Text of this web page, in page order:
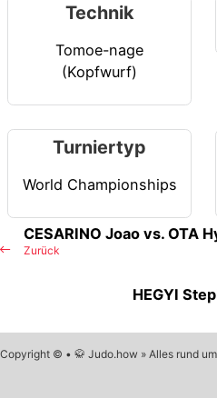
Technik
Tomoe-nage
(Kopfwurf)
Turniertyp
World Championships
Zurück
CESARINO Joao vs. OTA
HEGYI
Copyright © • 🥋 Judo.how » Alles rund